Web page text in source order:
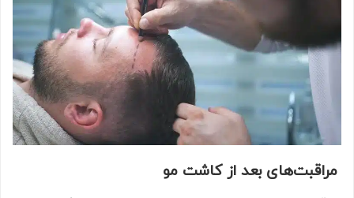
مراقبت‌های بعد از کاشت مو